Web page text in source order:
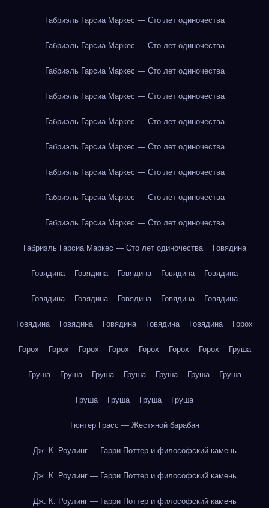
Габриэль Гарсиа Маркес — Сто лет одиночества
Габриэль Гарсиа Маркес — Сто лет одиночества
Габриэль Гарсиа Маркес — Сто лет одиночества
Габриэль Гарсиа Маркес — Сто лет одиночества
Габриэль Гарсиа Маркес — Сто лет одиночества
Габриэль Гарсиа Маркес — Сто лет одиночества
Габриэль Гарсиа Маркес — Сто лет одиночества
Габриэль Гарсиа Маркес — Сто лет одиночества
Габриэль Гарсиа Маркес — Сто лет одиночества
Габриэль Гарсиа Маркес — Сто лет одиночества Говядина
Говядина Говядина Говядина Говядина Говядина
Говядина Говядина Говядина Говядина Говядина
Говядина Говядина Говядина Говядина Говядина Горох
Горох Горох Горох Горох Горох Горох Горох Груша
Груша Груша Груша Груша Груша Груша Груша
Груша Груша Груша Груша
Гюнтер Грасс — Жестяной барабан
Дж. К. Роулинг — Гарри Поттер и философский камень
Дж. К. Роулинг — Гарри Поттер и философский камень
Дж. К. Роулинг — Гарри Поттер и философский камень